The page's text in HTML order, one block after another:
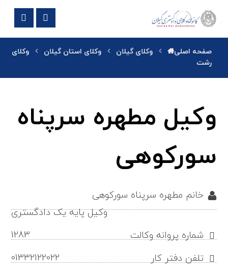
صفحه اصلی وکلای گیلان وکلای استان گیلان
وکلای
رشت
وکیل مطهره سرپناه
سورکوهی
خانم مطهره سرپناه سورکوهی
وکیل پایه یک دادگستری
شماره پروانه وکالت
1283
تلفن دفتر کار
01332122022